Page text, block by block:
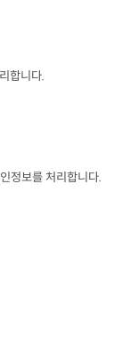
합니다.
정보를 처리합니다.